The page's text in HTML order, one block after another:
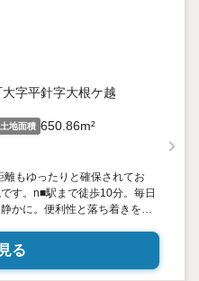
字平針字大根ケ越
土地面積 650.86m²
もゆったりと確保されてお
す。n■駅まで徒歩10分。毎日
かに。便利性と落ち着きを両
ライフインフォメーション＊n
約1200ｍ）nピアゴ平針店：徒
ズコア赤池店：徒歩約14分（約
る